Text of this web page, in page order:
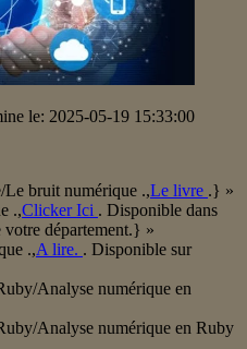
le: 2025-05-19 15:33:00
bruit numérique .,Le livre .} »
.,Clicker Ici . Disponible dans
votre département.} »
.,A lire. . Disponible sur
Analyse numérique en
Analyse numérique en Ruby